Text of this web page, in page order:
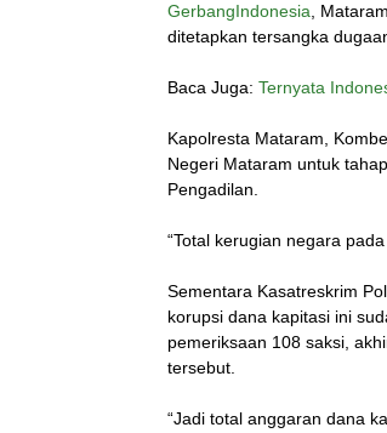
GerbangIndonesia ,
ditetapkan tersangka
Baca Juga: Ternyata
Kapolresta Mataram,
Negeri Mataram untuk
Pengadilan.
“Total kerugian negara
Sementara Kasatreskrim
korupsi dana kapitasi ini
pemeriksaan 108 saksi,
tersebut.
“Jadi total anggaran dana